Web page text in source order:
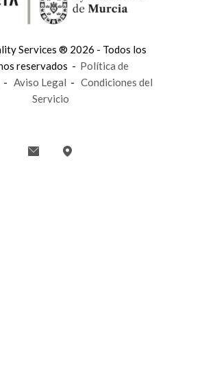
Services ® 2026 - Todos los
reservados - Política de
- Aviso Legal - Condiciones del
Servicio